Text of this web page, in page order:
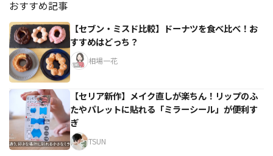
おすすめ記事
【セブン・ミスド比較】ドーナツを食べ比べ！お
すすめはどっち？
相場一花
【セリア新作】メイク直しが楽ちん！リップのふ
たやパレットに貼れる「ミラーシール」が便利す
ぎ
TSUN